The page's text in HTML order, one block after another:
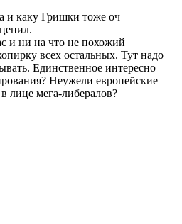
каку Гришки тоже оч
и ни на что не похожий
всех остальных. Тут надо
Единственное интересно —
Неужели европейские
лице мега-либералов?